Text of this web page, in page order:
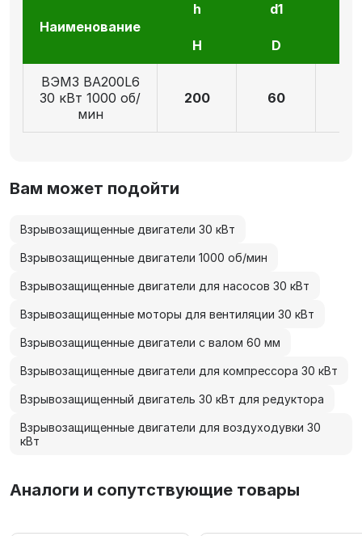
Наименование
h d1
H D
ВЭМЗ ВА200L6
30 кВт 1000 об/
мин
200 60
Вам может подойти
Взрывозащищенные двигатели 30 кВт
Взрывозащищенные двигатели 1000 об/мин
Взрывозащищенные двигатели для насосов 30 кВт
Взрывозащищенные моторы для вентиляции 30 кВт
Взрывозащищенные двигатели с валом 60 мм
Взрывозащищенные двигатели для компрессора 30 кВт
Взрывозащищенный двигатель 30 кВт для редуктора
Взрывозащищенные двигатели для воздуходувки 30
кВт
Аналоги и сопутствующие товары